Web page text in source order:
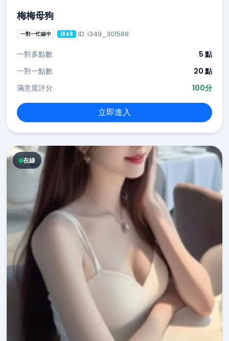
梅梅母狗
一對一忙線中 i349 ID: i349_301588
一對多點數
5 點
一對一點數
20 點
滿意度評分
100分
立即進入
在線